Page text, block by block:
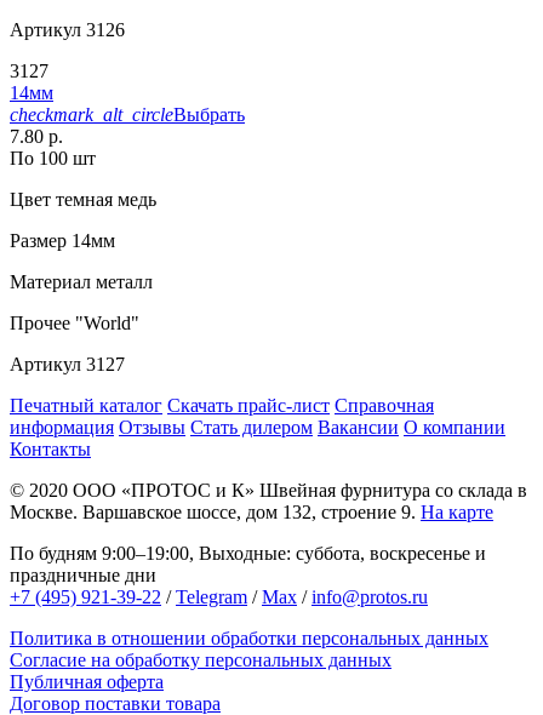
Артикул 3126
3127
14мм
checkmark_alt_circleВыбрать
7.80 р.
По 100 шт
Цвет темная медь
Размер 14мм
Материал металл
Прочее "World"
Артикул 3127
Печатный каталог Скачать прайс-лист Справочная
информация Отзывы Стать дилером Вакансии О компании
Контакты
© 2020 ООО «ПРОТОС и К» Швейная фурнитура со склада в
Москве. Варшавское шоссе, дом 132, строение 9. На карте
По будням 9:00–19:00, Выходные: суббота, воскресенье и
праздничные дни
+7 (495) 921-39-22 /Telegram /Max /info@protos.ru
Политика в отношении обработки персональных данных
Согласие на обработку персональных данных
Публичная оферта
Договор поставки товара